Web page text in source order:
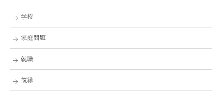
学校
家庭問題
就職
復縁